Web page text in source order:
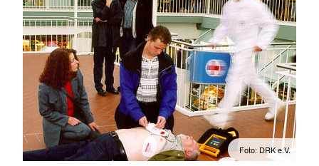
Foto: DRK e.V.